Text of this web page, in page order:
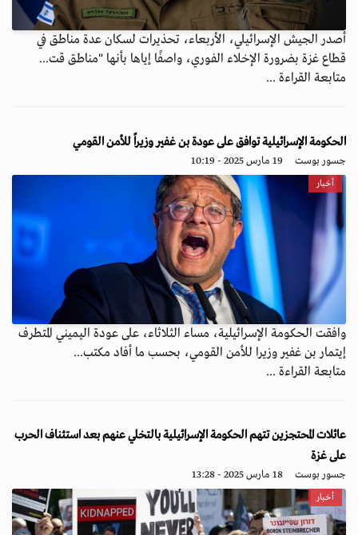
أصدر الجيش الإسرائيلي، الأربعاء، تحذيرات لسكان عدة مناطق في
قطاع غزة بضرورة الإخلاء الفوري، واصفًا إياها بأنها "مناطق قت...
متابعة القراءة ...
الحكومة الإسرائيلية توافق على عودة بن غفير وزيراً للأمن القومي
جسور بوست 19 مارس 2025 - 10:19
أخبار
وافقت الحكومة الإسرائيلية، مساء الثلاثاء، على عودة اليميني المتطرف
إيتمار بن غفير وزيرا للأمن القومي، بحسب ما أفاد مكتب...
متابعة القراءة ...
عائلات المحتجزين تتهم الحكومة الإسرائيلية بالتخلي عنهم بعد استئناف الحرب
على غزة
جسور بوست 18 مارس 2025 - 13:28
أخبار